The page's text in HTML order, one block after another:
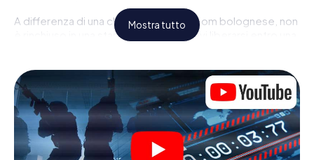
A differenza di una classica Escape Room bolognese, non
è rinchiuso in una stanza dalla quale devi liberarsi entro una
Il requisito tecnico per la sua avventura da agente a Šaľa é
uno smartphone con accesso a Internet mobile. Un clic le
dà accesso alla nostra app web. Non è necessario
installare nulla per essere trascinati nell'azione da video
interattivi, minigiochi complicati e molte altre funzionalità.
Mostra tutto